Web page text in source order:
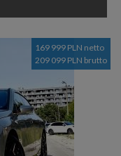
169 999 PLN netto
209 099 PLN brutto